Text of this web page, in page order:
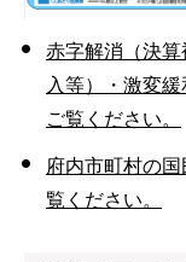
赤字解消（決
入等）・激変
ご覧ください。
府内市町村の
覧ください。